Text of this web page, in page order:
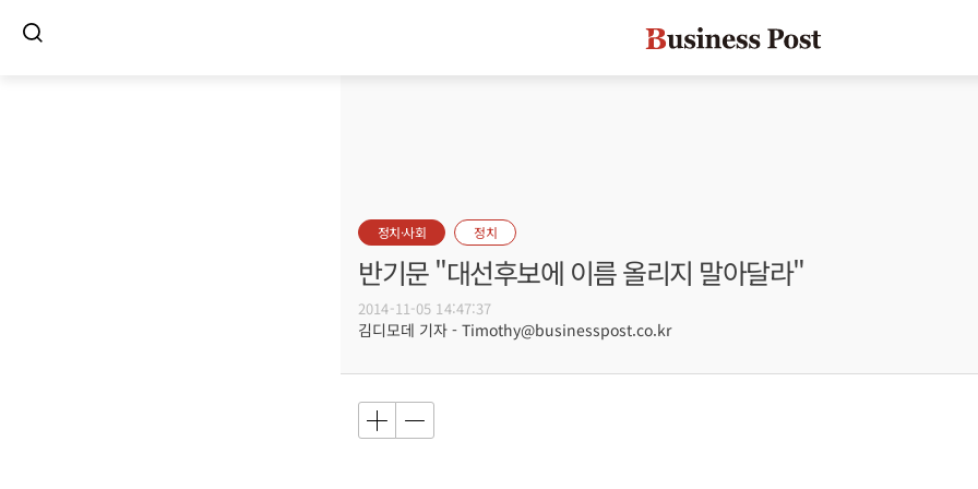
정치·사회 정치
반기문 "대선후보에 이름 올리지 말아달라"
2014-11-05 14:47:37
김디모데 기자 - Timothy@businesspost.co.kr